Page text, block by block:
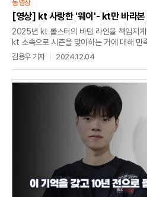
동영상
[영상] kt 사랑한 '웨이'- kt만 바라본
2025년 kt 롤스터의 바텀 라인을 책임지
kt 소속으로 시즌을 맞이하는 거에 대해 만
생활이 쉽지 않았다. 언어적으로나 아니면
kt만 보고 있었던 거 같다"고 말했다. 1군
아니지만 프랜차이즈 스타를 보면서 멋있
받긴 했지만 고민 안 하고 kt하고 한다고 했
김용우 기자 2024.12.04